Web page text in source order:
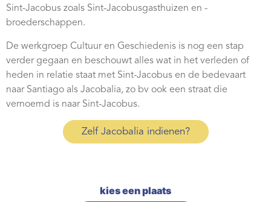
Sint-Jacobus zoals Sint-Jacobusgasthuizen en -
broederschappen.
De werkgroep Cultuur en Geschiedenis is nog een stap
verder gegaan en beschouwt alles wat in het verleden of
heden in relatie staat met Sint-Jacobus en de bedevaart
naar Santiago als Jacobalia, zo bv ook een straat die
vernoemd is naar Sint-Jacobus.
Zelf Jacobalia indienen?
kies een plaats